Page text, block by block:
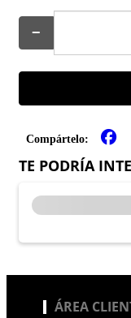
−
Compártelo:
TE PODRÍA
ÁREA